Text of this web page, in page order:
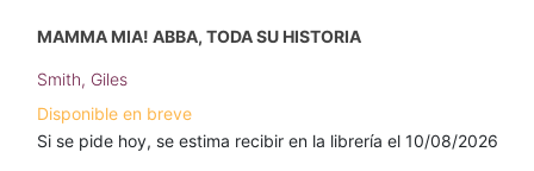
MAMMA MIA! ABBA, TODA SU HISTORIA
Smith, Giles
Disponible en breve
Si se pide hoy, se estima recibir en la librería el 10/08/2026